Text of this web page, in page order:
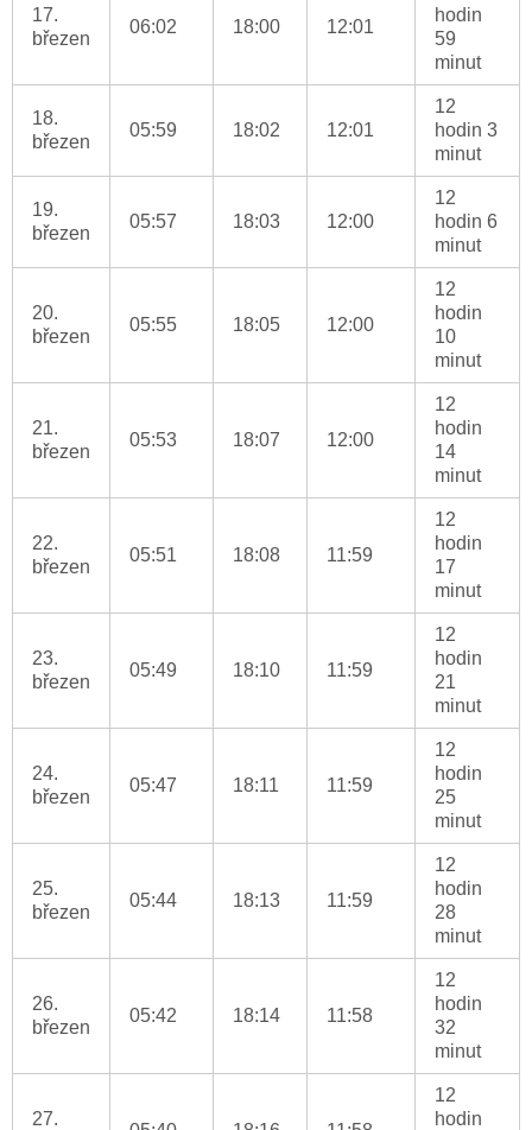
17.
březen
06:02 18:00 12:01
hodin
59
minut
18.
březen
05:59 18:02 12:01
12
hodin 3
minut
19.
březen
05:57 18:03 12:00
12
hodin 6
minut
20.
březen
05:55 18:05 12:00
12
hodin
10
minut
21.
březen
05:53 18:07 12:00
12
hodin
14
minut
22.
březen
05:51 18:08 11:59
12
hodin
17
minut
23.
březen
05:49 18:10 11:59
12
hodin
21
minut
24.
březen
05:47 18:11 11:59
12
hodin
25
minut
25.
březen
05:44 18:13 11:59
12
hodin
28
minut
26.
březen
05:42 18:14 11:58
12
hodin
32
minut
27.
12
hodin